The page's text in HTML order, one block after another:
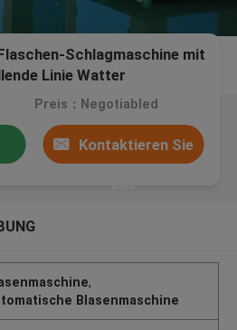
Schlagmaschine mit
Linie Watter
Preis：Negotiabled
Kontaktieren Sie
,
Blasenmaschine